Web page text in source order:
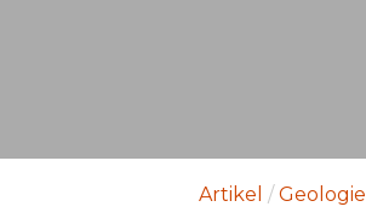
Artikel / Geologie